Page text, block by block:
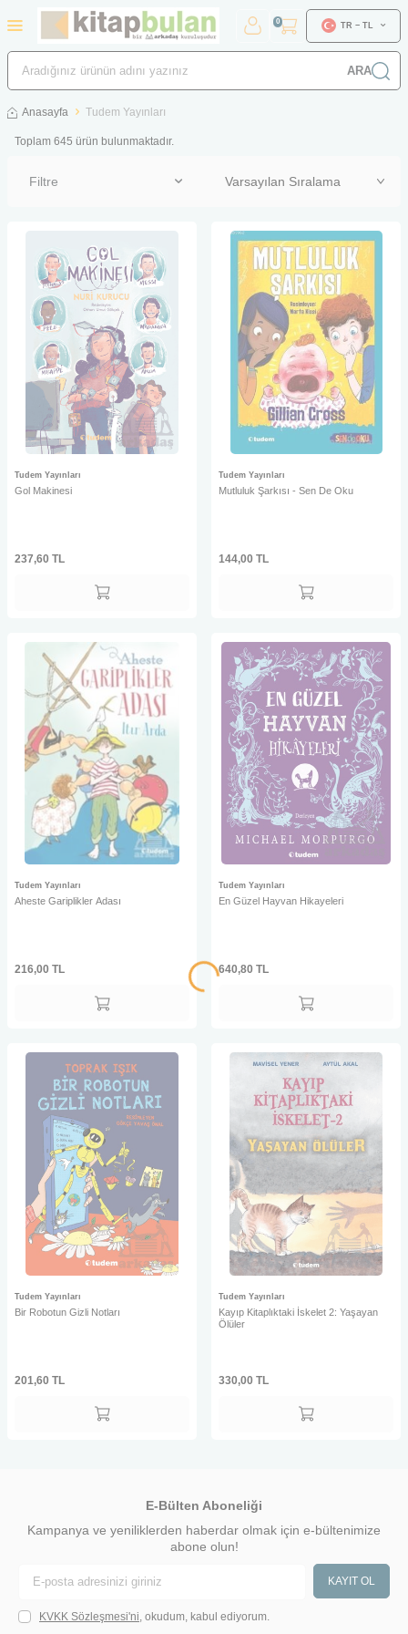
ARA
0 TR − TL
Anasayfa Tudem Yayınları
Toplam 645 ürün bulunmaktadır.
Filtre
Tudem Yayınları
Gol Makinesi
237,60 TL
Tudem Yayınları
Mutluluk Şarkısı - Sen De Oku
144,00 TL
Tudem Yayınları
Aheste Gariplikler Adası
216,00 TL
Tudem Yayınları
En Güzel Hayvan Hikayeleri
640,80 TL
Tudem Yayınları
Bir Robotun Gizli Notları
201,60 TL
Tudem Yayınları
Kayıp Kitaplıktaki İskelet 2: Yaşayan
Ölüler
330,00 TL
E-Bülten Aboneliği
Kampanya ve yeniliklerden haberdar olmak için e-bültenimize
abone olun!
KAYIT OL
KVKK Sözleşmesi'ni , okudum, kabul ediyorum.